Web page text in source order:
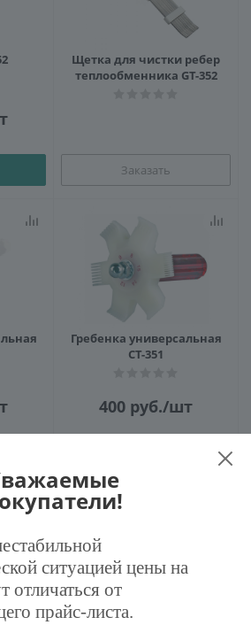
Щетка для чистки ребер
теплообменника GT-352
Заказать
Гребенка универсальная
CT-351
400 руб./шт
на нашу рассылку,
грамотного клиента!
ситуацией цены на
отличаться от
прайс-листа.